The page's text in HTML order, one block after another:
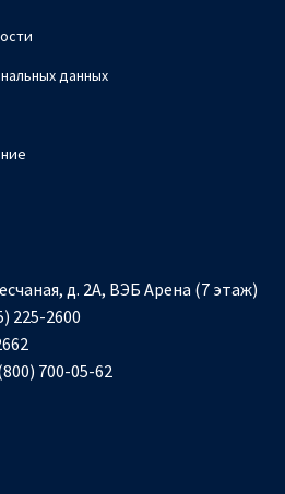
данных
д. 2А, ВЭБ Арена (7 этаж)
225-2600
700-05-62